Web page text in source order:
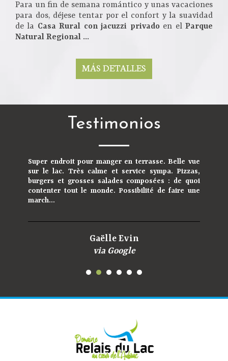
Para un fin de semana romántico y unas vacaciones
para dos, déjese tentar por el confort y la suavidad
de la Casa Rural con jacuzzi privadoen elParque
Natural Regional ...
MÁS DETALLES
Testimonios
Super endroit pour manger en terrasse. Belle vue
sur le lac. Très calme et service sympa. Pizzas,
burgers et grosses salades composées : de quoi
contenter tout le monde. Possibilité de faire une
march...
Gaëlle Evin
via Google